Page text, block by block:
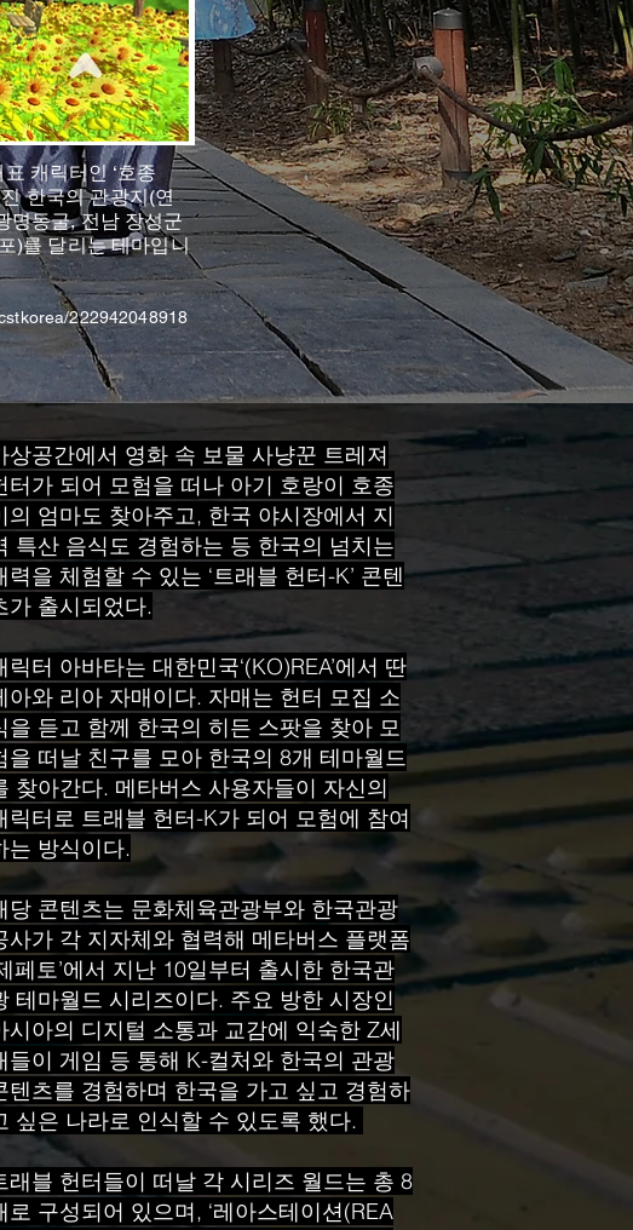
캐릭터인 ‘호종
한국의 관광지(연
명동굴, 전남 장성군
)를 달리는 테마입니
222942048918
상공간에서 영화 속 보물 사냥꾼 트레져
터가 되어 모험을 떠나 아기 호랑이 호종
의 엄마도 찾아주고, 한국 야시장에서 지
특산 음식도 경험하는 등 한국의 넘치는
력을 체험할 수 있는 ‘트래블 헌터-K’ 콘텐
가 출시되었다.
릭터 아바타는 대한민국‘(KO)REA’에서 딴
아와 리아 자매이다. 자매는 헌터 모집 소
을 듣고 함께 한국의 히든 스팟을 찾아 모
을 떠날 친구를 모아 한국의 8개 테마월드
찾아간다. 메타버스 사용자들이 자신의
릭터로 트래블 헌터-K가 되어 모험에 참여
는 방식이다.
당 콘텐츠는 문화체육관광부와 한국관광
사가 각 지자체와 협력해 메타버스 플랫폼
페토’에서 지난 10일부터 출시한 한국관
테마월드 시리즈이다. 주요 방한 시장인
시아의 디지털 소통과 교감에 익숙한 Z세
들이 게임 등 통해 K-컬처와 한국의 관광
텐츠를 경험하며 한국을 가고 싶고 경험하
싶은 나라로 인식할 수 있도록 했다.
래블 헌터들이 떠날 각 시리즈 월드는 총 8
로 구성되어 있으며, ‘레아스테이션(REA